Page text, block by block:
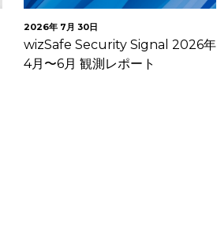
2026年 7月 30日
wizSafe Security Signal 2026年
4月〜6月 観測レポート